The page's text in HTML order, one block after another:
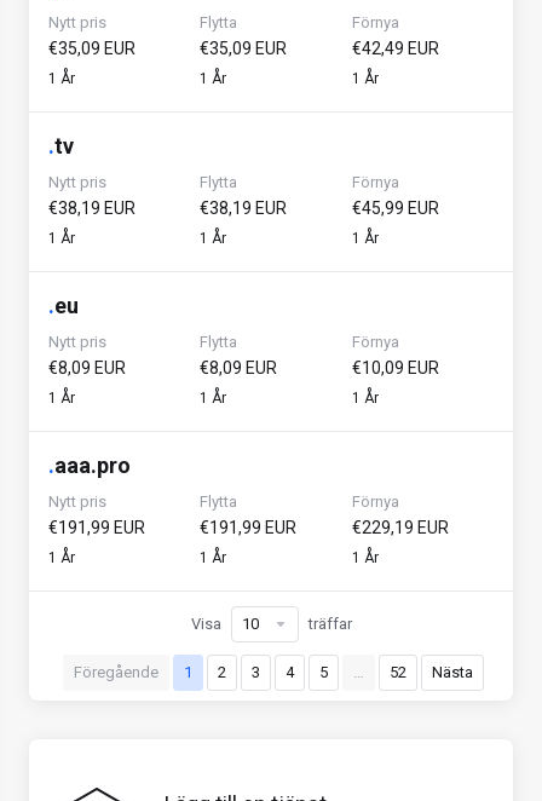
Nytt pris
€35,09 EUR
1 År
Flytta
€35,09 EUR
1 År
Förnya
€42,49 EUR
1 År
.tv
Nytt pris
€38,19 EUR
1 År
Flytta
€38,19 EUR
1 År
Förnya
€45,99 EUR
1 År
.eu
Nytt pris
€8,09 EUR
1 År
Flytta
€8,09 EUR
1 År
Förnya
€10,09 EUR
1 År
.aaa.pro
Nytt pris
€191,99 EUR
1 År
Flytta
€191,99 EUR
1 År
Förnya
€229,19 EUR
1 År
Föregående 1 2 3 4 5 … 52 Nästa
Visa träffar